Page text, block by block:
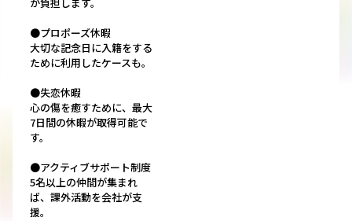
が負担します。
●プロポーズ休暇
大切な記念日に入籍をする
ために利用したケースも。
●失恋休暇
心の傷を癒すために、最大
7日間の休暇が取得可能で
す。
●アクティブサポート制度
5名以上の仲間が集まれ
ば、課外活動を会社が支
援。